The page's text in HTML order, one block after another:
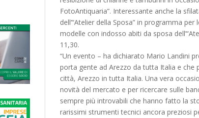
FotoAntiquaria”. Interessante anche la
dell’“Atelier della Sposa” in programma
modelle con indosso abiti da sposa
11,30.
“Un evento – ha dichiarato Mario Landini
porta gente ad Arezzo da tutta Italia e
città, Arezzo in tutta Italia. Una vera
novità del mercato e per ricercare sulle
sempre più introvabili che hanno fatto la
rarissimi strumenti tecnici ancora preziosi